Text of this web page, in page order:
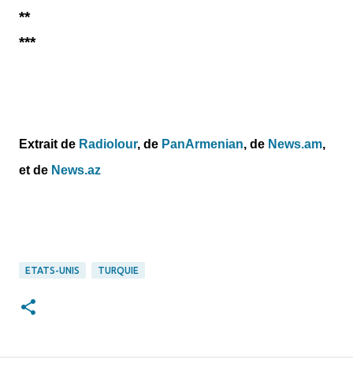
**
***
Extrait de Radiolour, de PanArmenian, de News.am,
et de News.az
ETATS-UNIS TURQUIE